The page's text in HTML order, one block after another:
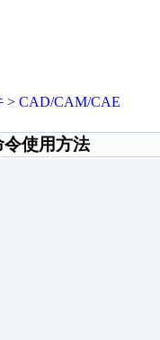
> CAD/CAM/CAE
使用方法